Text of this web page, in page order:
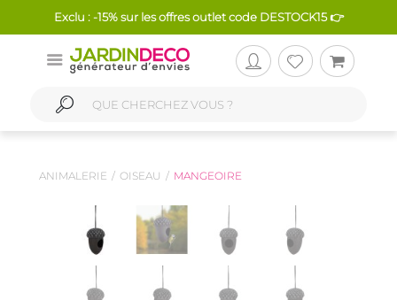
Exclu : -15% sur les offres outlet code DESTOCK15 👉
ANIMALERIE OISEAU MANGEOIRE